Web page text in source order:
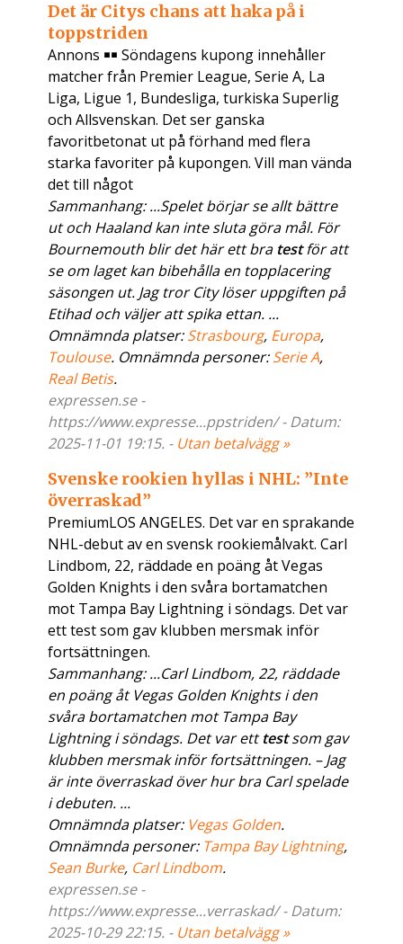
Det är Citys chans att haka på i
toppstriden
Annons ￭￭ Söndagens kupong innehåller
matcher från Premier League, Serie A, La
Liga, Ligue 1, Bundesliga, turkiska Superlig
och Allsvenskan. Det ser ganska
favoritbetonat ut på förhand med flera
starka favoriter på kupongen. Vill man vända
det till något
Sammanhang: ...Spelet börjar se allt bättre
ut och Haaland kan inte sluta göra mål. För
Bournemouth blir det här ett bra testför att
se om laget kan bibehålla en topplacering
säsongen ut. Jag tror City löser uppgiften på
Etihad och väljer att spika ettan. ...
Omnämnda platser:Strasbourg, Europa,
Toulouse. Omnämnda personer:Serie A,
Real Betis.
expressen.se -
https://www.expresse...ppstriden/ - Datum:
2025-11-01 19:15. - Utan betalvägg »
Svenske rookien hyllas i NHL: ”Inte
överraskad”
PremiumLOS ANGELES. Det var en sprakande
NHL-debut av en svensk rookiemålvakt. Carl
Lindbom, 22, räddade en poäng åt Vegas
Golden Knights i den svåra bortamatchen
mot Tampa Bay Lightning i söndags. Det var
ett test som gav klubben mersmak inför
fortsättningen.
Sammanhang: ...Carl Lindbom, 22, räddade
en poäng åt Vegas Golden Knights i den
svåra bortamatchen mot Tampa Bay
Lightning i söndags. Det var etttestsom gav
klubben mersmak inför fortsättningen. – Jag
är inte överraskad över hur bra Carl spelade
i debuten. ...
Omnämnda platser: Vegas Golden.
Omnämnda personer: Tampa Bay Lightning,
Sean Burke, Carl Lindbom.
expressen.se -
https://www.expresse...verraskad/ - Datum:
2025-10-29 22:15. - Utan betalvägg »